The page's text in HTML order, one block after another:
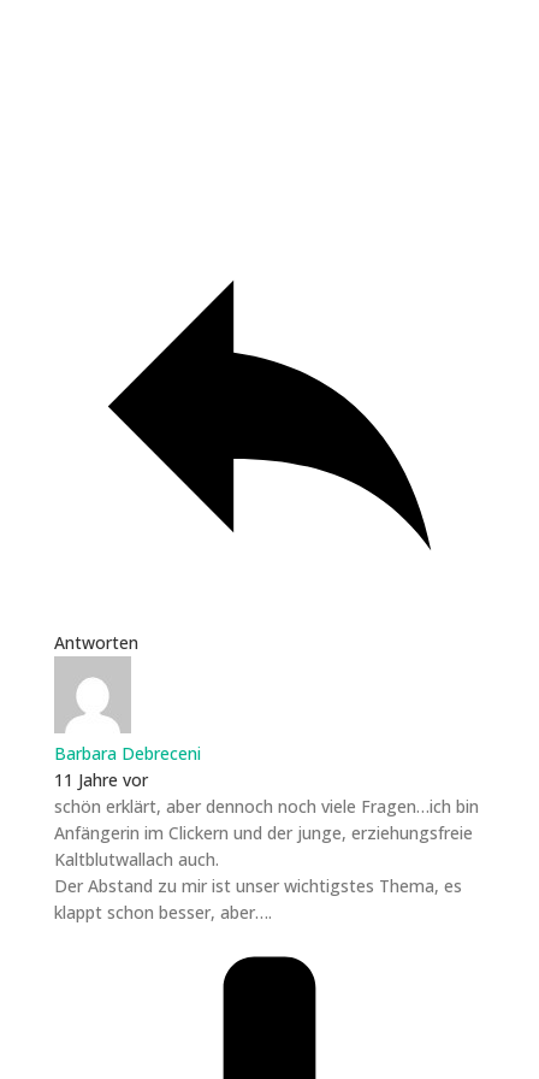
Antworten
Barbara Debreceni
11 Jahre vor
schön erklärt, aber dennoch noch viele Fragen…ich bin
Anfängerin im Clickern und der junge, erziehungsfreie
Kaltblutwallach auch.
Der Abstand zu mir ist unser wichtigstes Thema, es
klappt schon besser, aber….